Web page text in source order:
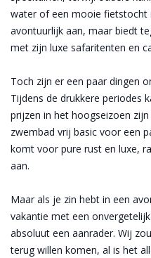
water of een mooie fietstocht
avontuurlijk aan, maar biedt
met zijn luxe safaritenten en
Toch zijn er een paar dingen
Tijdens de drukkere periodes
prijzen in het hoogseizoen
zwembad vrij basic voor een
komt voor pure rust en luxe,
aan.
Maar als je zin hebt in een
vakantie met een
absoluut een aanrader. Wij
terug willen komen, al is het